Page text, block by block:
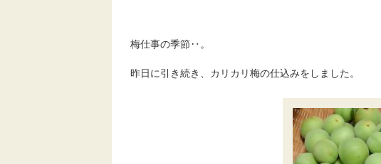
梅仕事の季節‥。
昨日に引き続き、カリカリ梅の仕込みをしました。